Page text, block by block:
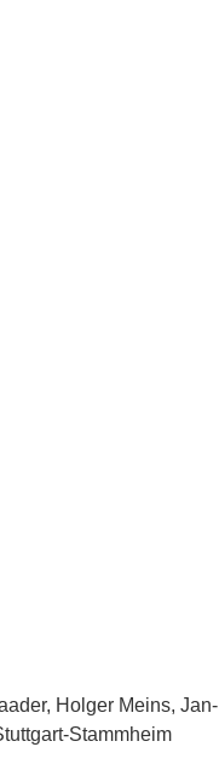
Holger Meins, Jan-
Stammheim